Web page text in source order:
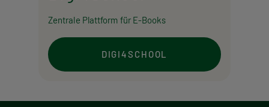
Zentrale Plattform für E-Books
DIGI4SCHOOL